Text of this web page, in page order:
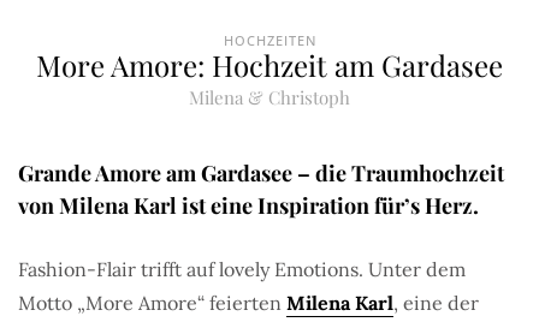
HOCHZEITEN
More Amore: Hochzeit am Gardasee
Milena & Christoph
Grande Amore am Gardasee – die Traumhochzeit
von Milena Karl ist eine Inspiration für’s Herz.
Fashion-Flair trifft auf lovely Emotions. Unter dem
Motto „More Amore“ feierten Milena Karl, eine der